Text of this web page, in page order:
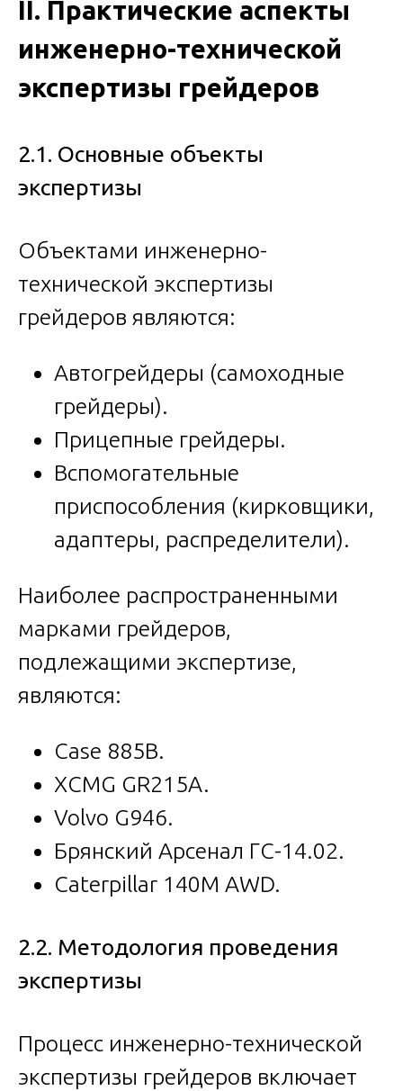
II. Практические аспекты
инженерно-технической
экспертизы грейдеров
2.1. Основные объекты
экспертизы
Объектами инженерно-
технической экспертизы
грейдеров являются:
Автогрейдеры (самоходные
грейдеры).
Прицепные грейдеры.
Вспомогательные
приспособления (кирковщики,
адаптеры, распределители).
Наиболее распространенными
марками грейдеров,
подлежащими экспертизе,
являются:
Case 885B.
XCMG GR215A.
Volvo G946.
Брянский Арсенал ГС-14.02.
Caterpillar 140M AWD.
2.2. Методология проведения
экспертизы
Процесс инженерно-технической
экспертизы грейдеров включает